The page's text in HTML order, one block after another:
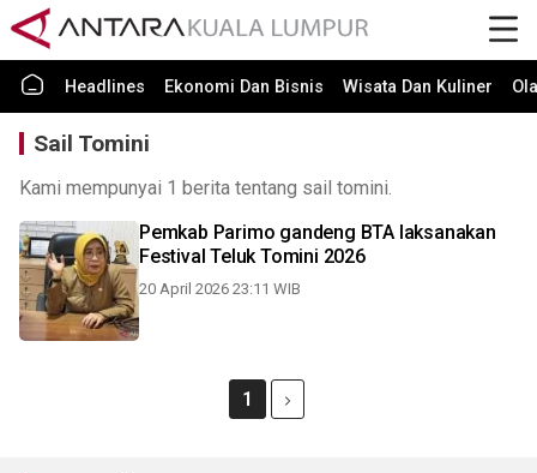
Headlines Ekonomi Dan Bisnis Wisata Dan Kuliner
Sail Tomini
Kami mempunyai 1 berita tentang sail tomini.
Pemkab Parimo gandeng BTA laksanakan
Festival Teluk Tomini 2026
20 April 2026 23:11 WIB
1